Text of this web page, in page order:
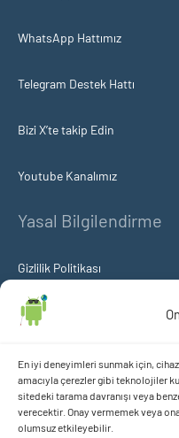
En iyi deneyimleri sunmak için,
amacıyla çerezler gibi teknolojiler
sitedeki tarama davranışı veya
verecektir. Onay vermemek veya
olumsuz etkileyebilir.
WhatsApp Hattımız
Telegram Destek Hattı
Bizi X’te takip Edin
Youtube Kanalımız
Yasal Bilgilendirme
Gizlilik Politikası
Çerez Politikası
KVKK Aydınlatma ve Açık
içeriklerimizi takip